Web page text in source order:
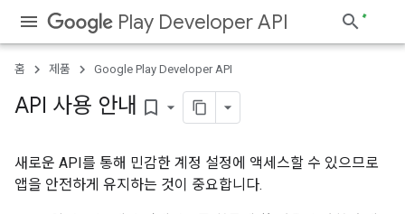
Play Developer API
홈 제품 Google Play Developer API
API 사용 안내 bookmark_border
새로운 API를 통해 민감한 계정 설정에 액세스할 수 있으므로
앱을 안전하게 유지하는 것이 중요합니다.